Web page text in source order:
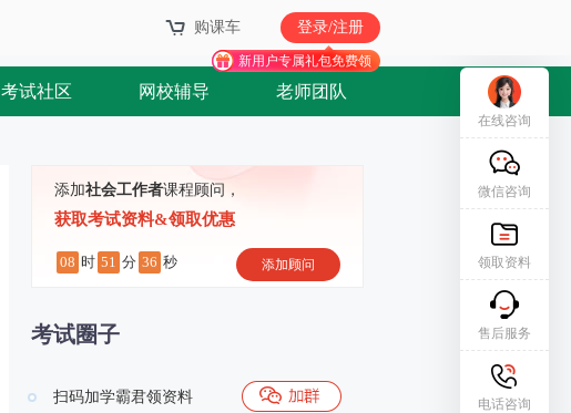
购课车 登录/注册
新用户专属礼包免费领
考试社区 网校辅导 老师团队
添加社会工作者课程顾问，
获取考试资料&领取优惠
08 时 51 分 35 秒 添加顾问
考试圈子
扫码加学霸君领资料
在线咨询
微信咨询
领取资料
售后服务
电话咨询